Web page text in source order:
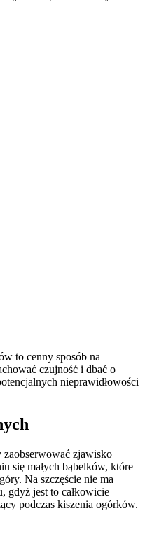
to cenny sposób na
czujność i dbać o
nieprawidłowości
zjawisko
się małych bąbelków, które
Na szczęście nie ma
gdyż jest to całkowicie
podczas kiszenia ogórków.